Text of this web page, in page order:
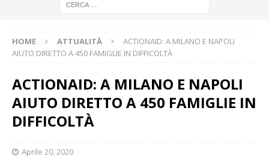
HOME ATTUALITÀ
ACTIONAID: A MILANO E NAPOLI
AIUTO DIRETTO A 450 FAMIGLIE IN DIFFICOLTÀ
ACTIONAID: A MILANO E NAPOLI
AIUTO DIRETTO A 450 FAMIGLIE IN
DIFFICOLTÀ
Aprile 20, 2020